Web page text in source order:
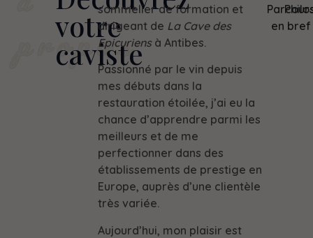
propos
votre
caviste
sommelier de formation et
dirigeant de La Cave des
Epicuriens à Antibes.
Passionné par le vin depuis
mes débuts dans la
restauration étoilée, j’ai eu la
chance d’apprendre parmi les
meilleurs et de me
perfectionner dans des
établissements de prestige en
Europe, auprès d’une clientèle
très variée.
Aujourd’hui, mon plaisir est
en bref